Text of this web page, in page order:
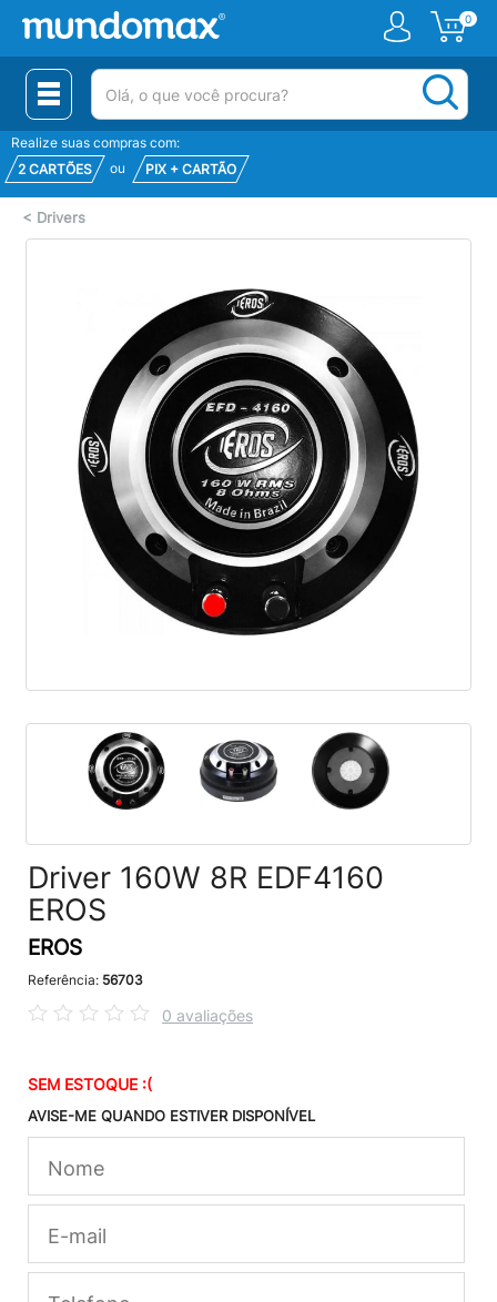
0
(pesquisar)
Realize suas compras com:
2 CARTÕES
ou PIX + CARTÃO
< Drivers
Driver 160W 8R EDF4160
EROS
EROS
Referência: 56703
0 avaliações
SEM ESTOQUE :(
AVISE-ME QUANDO ESTIVER DISPONÍVEL